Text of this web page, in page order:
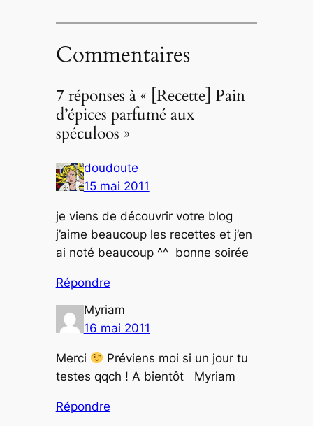
Commentaires
7 réponses à « [Recette] Pain
d’épices parfumé aux
spéculoos »
doudoute
15 mai 2011
je viens de découvrir votre blog
j’aime beaucoup les recettes et j’en
ai noté beaucoup ^^ bonne soirée
Répondre
Myriam
16 mai 2011
Merci
Préviens moi si un jour tu
testes qqch ! A bientôt Myriam
Répondre